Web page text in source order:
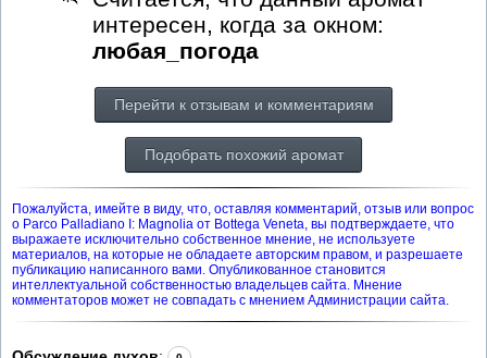
интересен, когда за окном:
любая_погода
Перейти к отзывам и комментариям
Подобрать похожий аромат
Пожалуйста, имейте в виду, что, оставляя комментарий, отзыв или вопрос
о Parco Palladiano I: Magnolia от Bottega Veneta, вы подтверждаете, что
выражаете исключительно собственное мнение, не используете
материалов, на которые не обладаете авторским правом, и разрешаете
публикацию написанного вами. Опубликованное становится
интеллектуальной собственностью владельцев сайта. Мнение
комментаторов может не совпадать с мнением Администрации сайта.